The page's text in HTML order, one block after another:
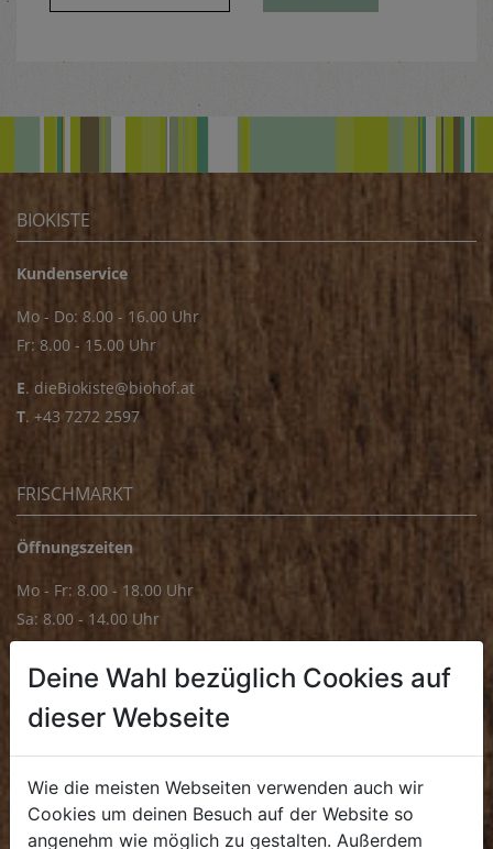
BIOKISTE
Kundenservice
Mo - Do: 8.00 - 16.00 Uhr
Fr: 8.00 - 15.00 Uhr
E. dieBiokiste@biohof.at
T. +43 7272 2597
FRISCHMARKT
Öffnungszeiten
Mo - Fr: 8.00 - 18.00 Uhr
Sa: 8.00 - 14.00 Uhr
Mo - Fr: 8.00 - 16.00 Uhr
. +43 7272 4859 70
Deine Wahl bezüglich Cookies auf
dieser Webseite
Wie die meisten Webseiten verwenden auch wir
Cookies um deinen Besuch auf der Website so
angenehm wie möglich zu gestalten. Außerdem